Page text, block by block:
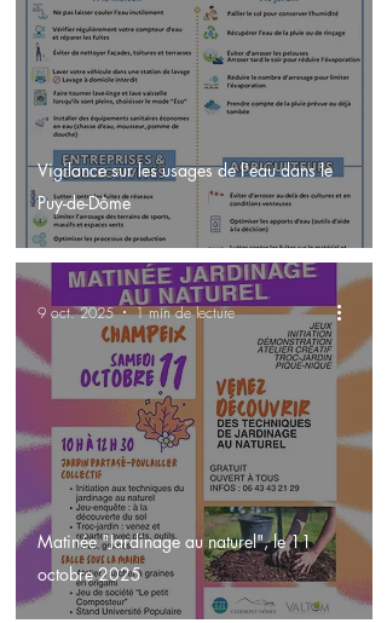
Vigilance sur les usages de l'eau dans le
Puy-de-Dôme
Matinée "Jardinage au naturel", le 11
octobre 2025
9 oct. 2025 1 min de lecture